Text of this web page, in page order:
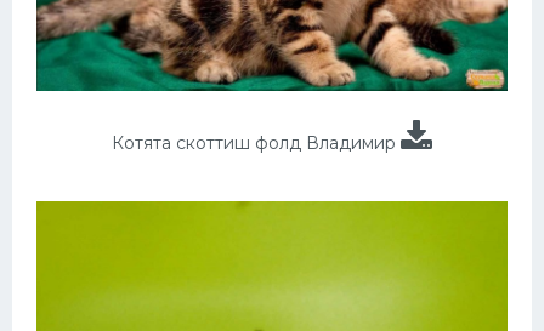
Котята скоттиш фолд Владимир